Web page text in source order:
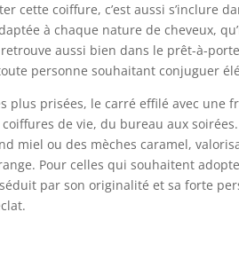
cette coiffure, c’est aussi s’inclure
à chaque nature de cheveux,
retrouve aussi bien dans le prêt-à-
personne souhaitant conjuguer
plus prisées, le carré effilé avec une
de vie, du bureau aux
miel ou des mèches caramel,
Pour celles qui souhaitent
par son originalité et sa forte